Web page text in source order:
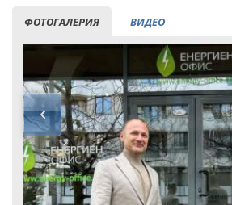
ФОТОГАЛЕРИЯ ВИДЕО